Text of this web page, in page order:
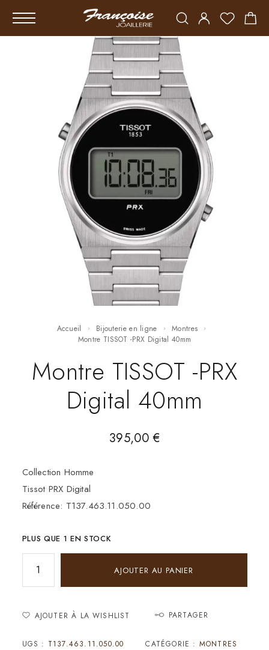
Accueil Bijouterie en ligne
Montres
Montre TISSOT -PRX Digital 40mm
Montre TISSOT -PRX
Digital 40mm
395,00€
Collection Homme
Tissot PRX Digital
Référence: T137.463.11.050.00
PLUS QUE 1 EN STOCK
AJOUTER AU PANIER
AJOUTER À LA WISHLIST PARTAGER
UGS : T137.463.11.050.00 CATÉGORIE : MONTRES